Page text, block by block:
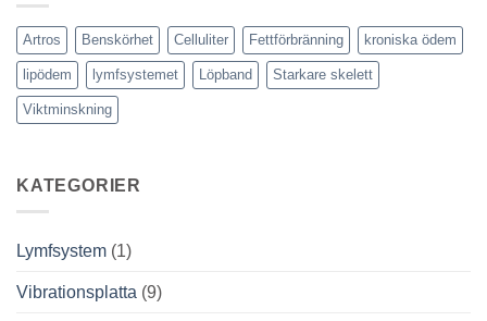
Artros Benskörhet Celluliter Fettförbränning kroniska ödem
lipödem lymfsystemet Löpband Starkare skelett
Viktminskning
KATEGORIER
Lymfsystem (1)
Vibrationsplatta (9)